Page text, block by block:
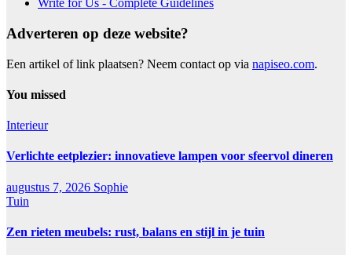
Write for Us - Complete Guidelines
Adverteren op deze website?
Een artikel of link plaatsen? Neem contact op via napiseo.com.
You missed
Interieur
Verlichte eetplezier: innovatieve lampen voor sfeervol dineren
augustus 7, 2026 Sophie
Tuin
Zen rieten meubels: rust, balans en stijl in je tuin